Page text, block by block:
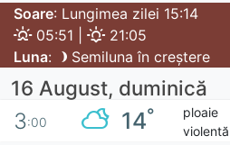
Soare: Lungimea zilei 15:14
05:51 |
21:05
Luna: Semiluna în creștere
16 August, duminică
3:00 14°
ploaie
violentă